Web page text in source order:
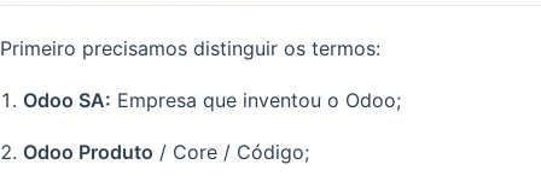
Primeiro precisamos distinguir os termos:
Odoo SA: Empresa que inventou o Odoo;
Odoo Produto / Core / Código;